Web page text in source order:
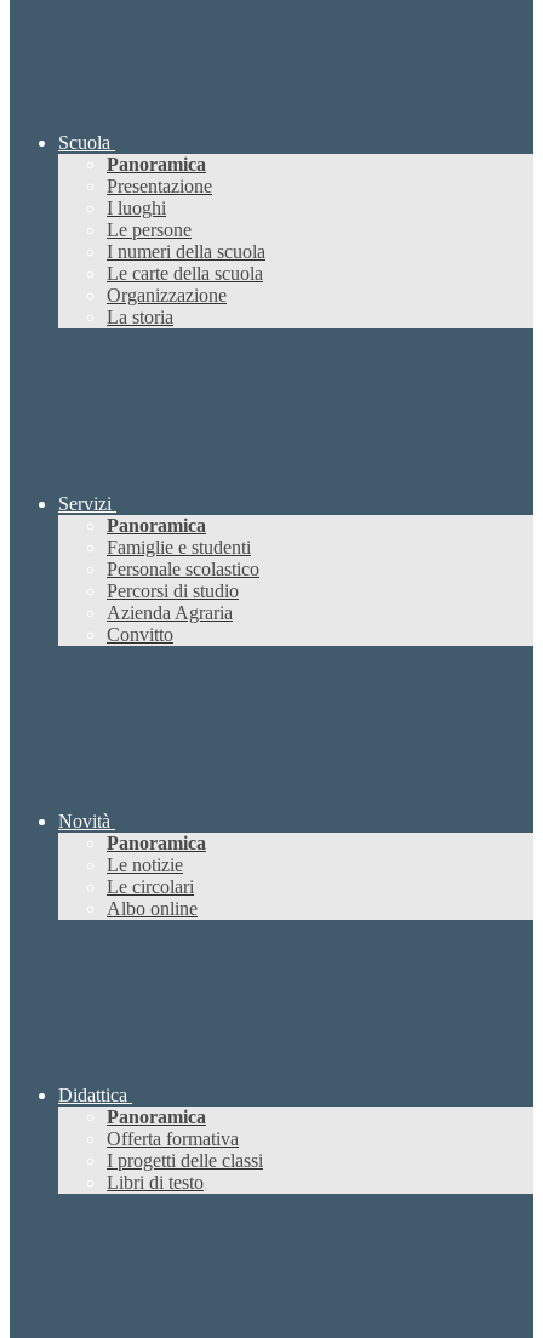
Scuola
Panoramica
Presentazione
I luoghi
Le persone
I numeri della scuola
Le carte della scuola
Organizzazione
La storia
Servizi
Panoramica
Famiglie e studenti
Personale scolastico
Percorsi di studio
Azienda Agraria
Convitto
Novità
Panoramica
Le notizie
Le circolari
Albo online
Didattica
Panoramica
Offerta formativa
I progetti delle classi
Libri di testo